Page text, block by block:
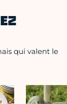
qui valent le